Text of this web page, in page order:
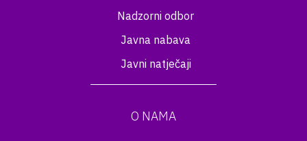
Nadzorni odbor
Javna nabava
Javni natječaji
O NAMA